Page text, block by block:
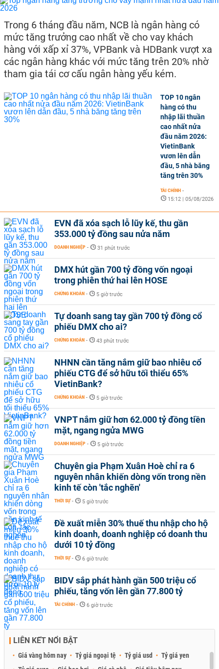
Trong 6 tháng đầu năm, NCB là ngân hàng có
mức tăng trưởng cao nhất về cho vay khách
hàng với xấp xỉ 37%, VPBank và HDBank vượt xa
các ngân hàng khác với mức tăng trên 20% nhờ
tham gia tái cơ cấu ngân hàng yếu kém.
TOP 10 ngân
hàng có thu
nhập lãi thuần
cao nhất nửa
đầu năm 2026:
VietinBank
vươn lên dẫn
đầu, 5 nhà băng
tăng trên 30%
TÀI CHÍNH -
15:12 | 05/08/2026
EVN đã xóa sạch lỗ lũy kế, thu gần
353.000 tỷ đồng sau nửa năm
DOANH NGHIỆP - 31 phút trước
DMX hút gần 700 tỷ đồng vốn ngoại
trong phiên thứ hai lên HOSE
CHỨNG KHOÁN - 5 giờ trước
Tự doanh sang tay gần 700 tỷ đồng cổ
phiếu DMX cho ai?
CHỨNG KHOÁN - 43 phút trước
NHNN cần tăng nắm giữ bao nhiêu cổ
phiếu CTG để sở hữu tối thiểu 65%
VietinBank?
CHỨNG KHOÁN - 5 giờ trước
VNPT nắm giữ hơn 62.000 tỷ đồng tiền
mặt, ngang ngửa MWG
DOANH NGHIỆP - 5 giờ trước
Chuyên gia Phạm Xuân Hoè chỉ ra 6
nguyên nhân khiến dòng vốn trong nền
kinh tế còn 'tắc nghẽn'
THỜI SỰ - 5 giờ trước
Đề xuất miễn 30% thuế thu nhập cho hộ
kinh doanh, doanh nghiệp có doanh thu
dưới 10 tỷ đồng
THỜI SỰ - 6 giờ trước
BIDV sắp phát hành gần 500 triệu cổ
phiếu, tăng vốn lên gần 77.800 tỷ
TÀI CHÍNH - 6 giờ trước
LIÊN KẾT NỔI BẬT
Giá vàng hôm nay Tỷ giá ngoại tệ Tỷ giá usd
Tỷ giá yen